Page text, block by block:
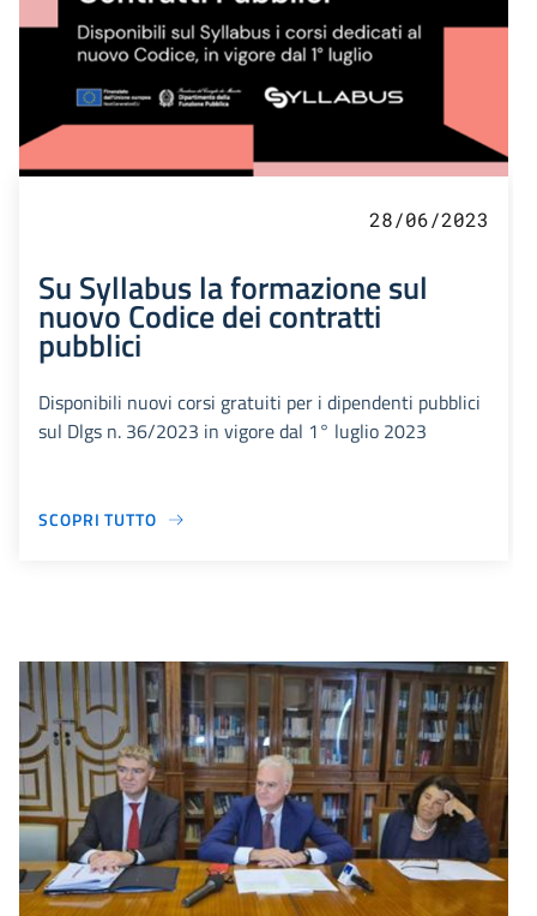
28/06/2023
Su Syllabus la formazione sul
nuovo Codice dei contratti
pubblici
Disponibili nuovi corsi gratuiti per i dipendenti pubblici
sul Dlgs n. 36/2023 in vigore dal 1° luglio 2023
SCOPRI TUTTO